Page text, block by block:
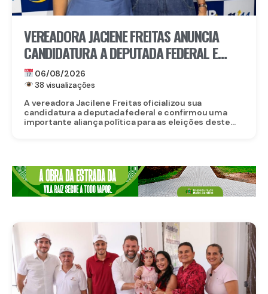
VEREADORA JACIENE FREITAS ANUNCIA
CANDIDATURA A DEPUTADA FEDERAL E
FECHA DOBRADINHA COM ROBERTA
ARRAES EM POÇÃO, NO AGRESTE
06/08/2026
38 visualizações
A vereadora Jacilene Freitas oficializou sua
candidatura a deputada federal e confirmou uma
importante aliança política para as eleições deste...